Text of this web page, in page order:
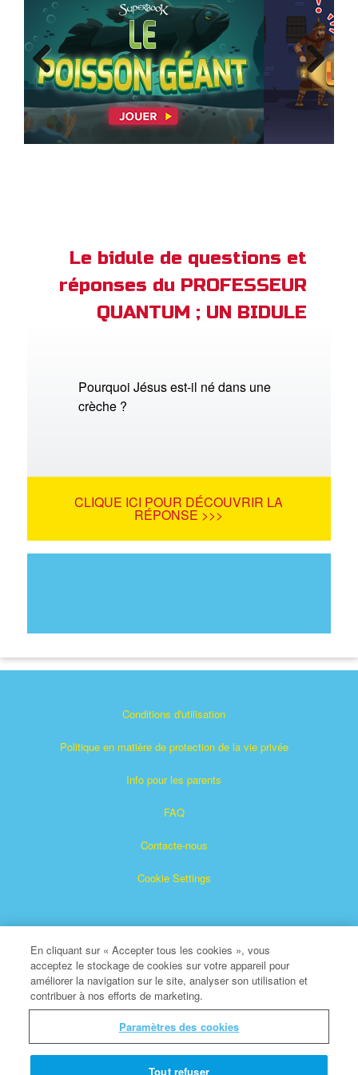
Previous Next
Le bidule de questions et
réponses du PROFESSEUR
QUANTUM ; UN BIDULE
Pourquoi Jésus est-il né dans une
crèche ?
CLIQUE ICI POUR DÉCOUVRIR LA
RÉPONSE >>>
Conditions d'utilisation
Politique en matière de protection de la vie privée
Info pour les parents
FAQ
Contacte-nous
Cookie Settings
Superbook est une marque déposée de The Christian
Tous droits réservés.
À propos de CBN
En cliquant sur « Accepter tous les cookies », vous
acceptez le stockage de cookies sur votre appareil pour
améliorer la navigation sur le site, analyser son utilisation et
contribuer à nos efforts de marketing.
Paramètres des cookies
Tout refuser